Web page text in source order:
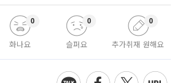
화나요
0
슬퍼요
0
추가취재 원해요
0